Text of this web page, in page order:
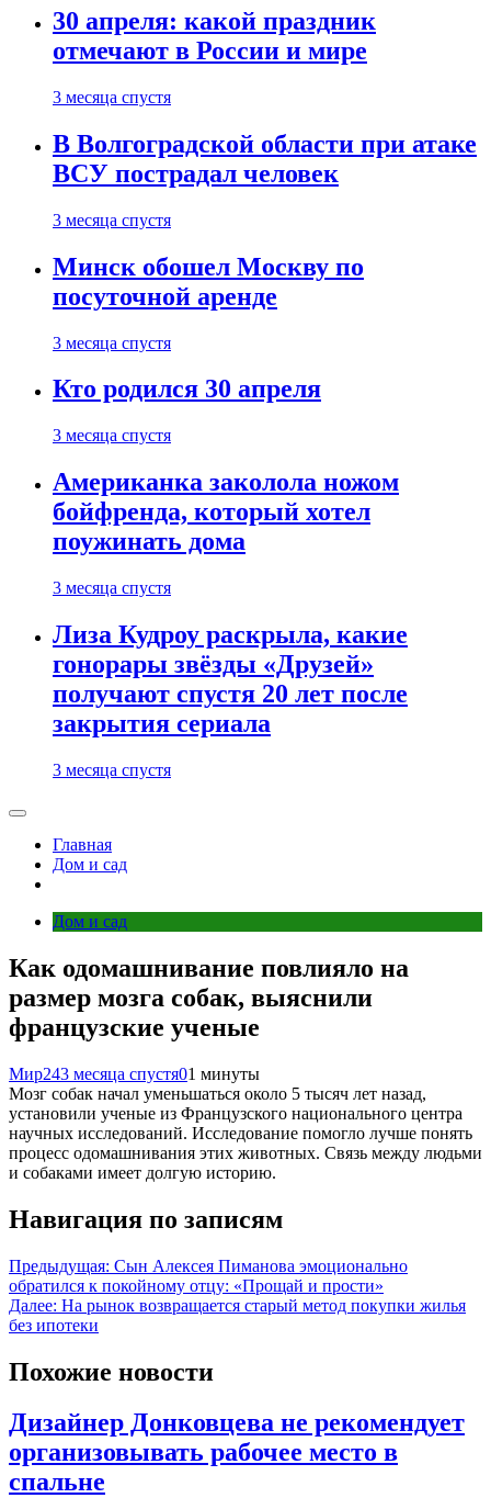
30 апреля: какой праздник
отмечают в России и мире
3 месяца спустя
В Волгоградской области при атаке
ВСУ пострадал человек
3 месяца спустя
Минск обошел Москву по
посуточной аренде
3 месяца спустя
Кто родился 30 апреля
3 месяца спустя
Американка заколола ножом
бойфренда, который хотел
поужинать дома
3 месяца спустя
Лиза Кудроу раскрыла, какие
гонорары звёзды «Друзей»
получают спустя 20 лет после
закрытия сериала
3 месяца спустя
Главная
Дом и сад
Дом и сад
Как одомашнивание повлияло на
размер мозга собак, выяснили
французские ученые
Мир243 месяца спустя01 минуты
Мозг собак начал уменьшаться около 5 тысяч лет назад,
установили ученые из Французского национального центра
научных исследований. Исследование помогло лучше понять
процесс одомашнивания этих животных. Связь между людьми
и собаками имеет долгую историю.
Навигация по записям
Предыдущая: Сын Алексея Пиманова эмоционально
обратился к покойному отцу: «Прощай и прости»
Далее: На рынок возвращается старый метод покупки жилья
без ипотеки
Похожие новости
Дизайнер Донковцева не рекомендует
организовывать рабочее место в
спальне